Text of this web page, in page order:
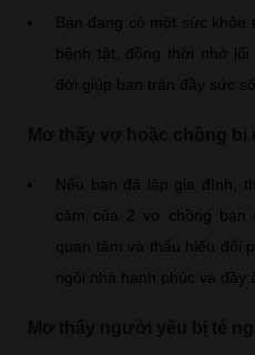
Bạn đang có một sức khỏe
bệnh tật, đồng thời nhờ lối
đời giúp bạn tràn đầy sức
Nếu bạn đã lập gia đình,
cảm của 2 vợ chồng bạn
quan tâm và thấu hiểu đối
ngôi nhà hạnh phúc và đầy